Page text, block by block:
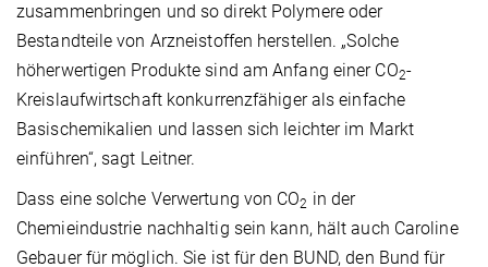
zusammenbringen und so direkt Polymere oder
Bestandteile von Arzneistoffen herstellen. „Solche
höherwertigen Produkte sind am Anfang einer CO2-
Kreislaufwirtschaft konkurrenzfähiger als einfache
Basischemikalien und lassen sich leichter im Markt
einführen“, sagt Leitner.
Dass eine solche Verwertung von CO2 in der
Chemieindustrie nachhaltig sein kann, hält auch Caroline
Gebauer für möglich. Sie ist für den BUND, den Bund für